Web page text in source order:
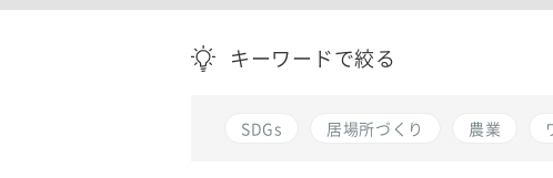
キーワードで絞る
SDGs 居場所づくり 農業